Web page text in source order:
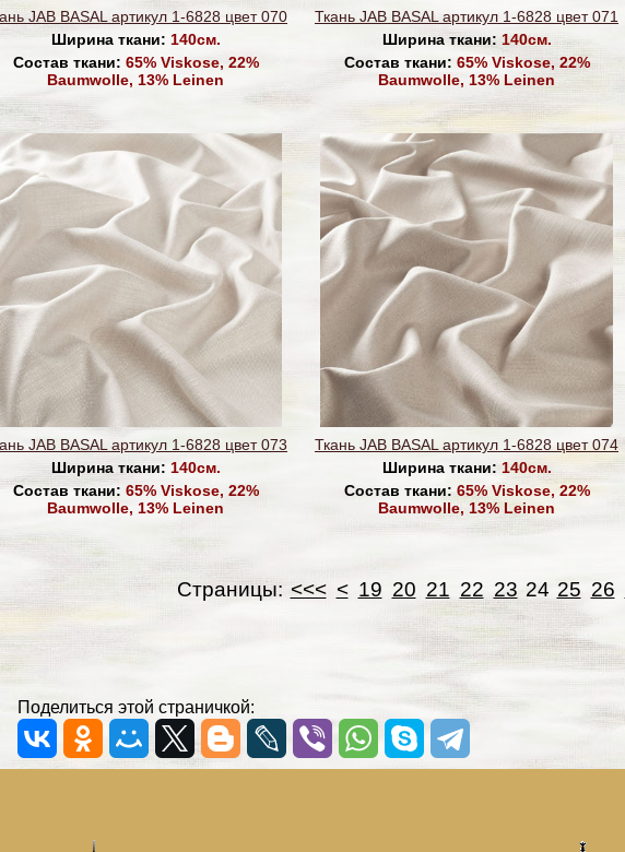
JAB BASAL артикул 1-6828 цвет 070
Ширина ткани: 140см.
Состав ткани: 65% Viskose, 22%
Baumwolle, 13% Leinen
Ткань JAB BASAL артикул 1-6828 цвет 071
Ширина ткани: 140см.
Состав ткани: 65% Viskose, 22%
Baumwolle, 13% Leinen
JAB BASAL артикул 1-6828 цвет 073
Ширина ткани: 140см.
Состав ткани: 65% Viskose, 22%
Baumwolle, 13% Leinen
Ткань JAB BASAL артикул 1-6828 цвет 074
Ширина ткани: 140см.
Состав ткани: 65% Viskose, 22%
Baumwolle, 13% Leinen
Страницы: <<< < 19 20 21 22 23 24 25 26
Поделиться этой страничкой: